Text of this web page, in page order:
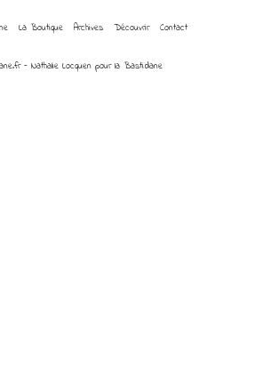
La Boutique Archives Découvrir Contact
- Nathalie Locquen pour la Bastidane